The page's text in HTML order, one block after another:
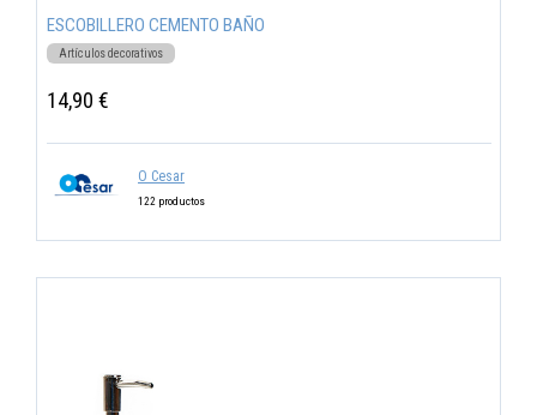
ESCOBILLERO CEMENTO BAÑO
Artículos decorativos
14,90 €
O Cesar
122 productos